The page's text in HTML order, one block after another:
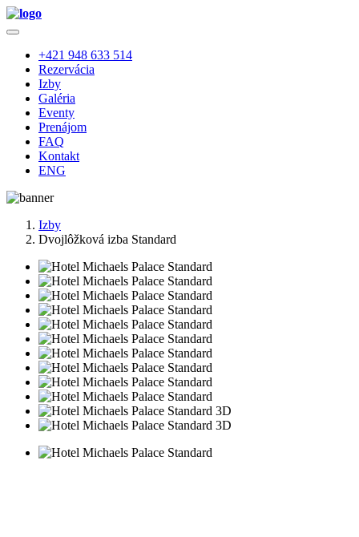
+421 948 633 514
Rezervácia
Izby
Galéria
Eventy
Prenájom
FAQ
Kontakt
ENG
Izby
Dvojlôžková izba Standard